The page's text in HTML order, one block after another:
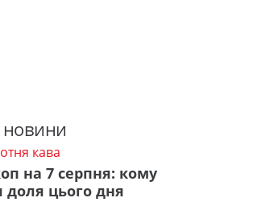
новини
кава
на 7 серпня: кому
доля цього дня